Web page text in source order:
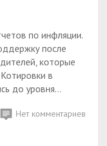
по инфляции.
после
которые
в
до уровня...
Нет комментариев